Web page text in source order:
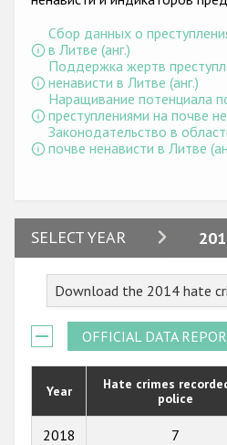
Сбор данных о
в Литве (анг.)
Поддержка жертв
ненависти в Литве (анг.)
Наращивание потенциала
преступлениями на почве
Законодательство в
почве ненависти в Литве
SELECT YEAR
Download the 2014 hate
OFFICIAL DATA
Year
Hate crimes
police
2018 7